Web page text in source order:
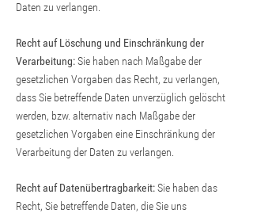
Daten zu verlangen.
Recht auf Löschung und Einschränkung der
Verarbeitung:Sie haben nach Maßgabe der
gesetzlichen Vorgaben das Recht, zu verlangen,
dass Sie betreffende Daten unverzüglich gelöscht
werden, bzw. alternativ nach Maßgabe der
gesetzlichen Vorgaben eine Einschränkung der
Verarbeitung der Daten zu verlangen.
Recht auf Datenübertragbarkeit:Sie haben das
Recht, Sie betreffende Daten, die Sie uns